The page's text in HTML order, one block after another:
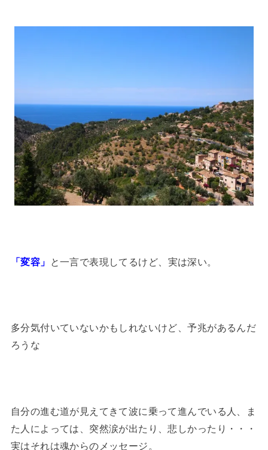
「変容」 と一言で表現してるけど、実は深い。
多分気付いていないかもしれないけど、予兆があるんだ
ろうな
自分の進む道が見えてきて波に乗って進んでいる人、ま
た人によっては、突然涙が出たり、悲しかったり・・・
実はそれは魂からのメッセージ。